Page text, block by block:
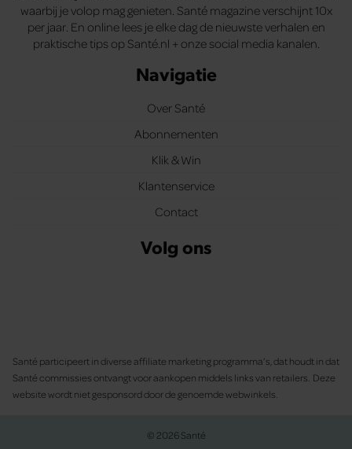
waarbij je volop mag genieten. Santé magazine verschijnt 10x
per jaar. En online lees je elke dag de nieuwste verhalen en
praktische tips op Santé.nl + onze social media kanalen.
Navigatie
Over Santé
Abonnementen
Klik & Win
Klantenservice
Contact
Volg ons
Santé participeert in diverse affiliate marketing programma’s, dat houdt in dat
Santé commissies ontvangt voor aankopen middels links van retailers. Deze
website wordt niet gesponsord door de genoemde webwinkels.
© 2026 Santé